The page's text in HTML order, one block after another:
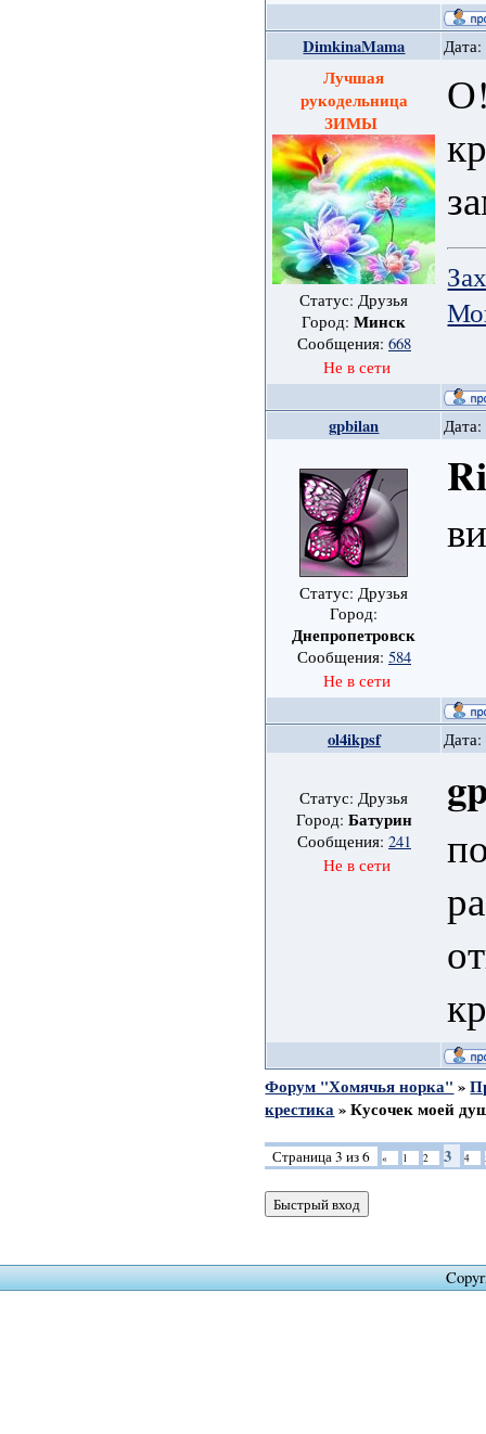
DimkinaMama
Лучшая
рукодельница
ЗИМЫ
Статус: Друзья
Город:Минск
Сообщения: 668
Не в сети
gpbilan
Статус: Друзья
Город:
Днепропетровск
Сообщения: 584
Не в сети
ol4ikpsf
Статус: Друзья
Город: Батурин
Сообщения: 241
Не в сети
Форум "Хомячья норка" »
крестика » Кусочек моей
Страница3 из6 « 1 2 3 4